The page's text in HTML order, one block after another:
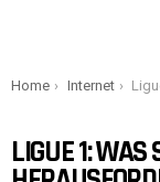
You are here:
Home Internet Ligue 1: Was
LIGUE 1: WAS